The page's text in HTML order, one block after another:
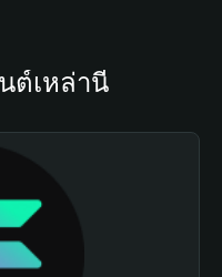
ต์เหล่านี้